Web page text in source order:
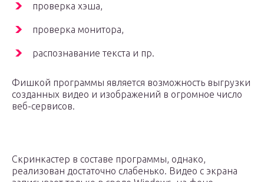
проверка хэша,
проверка монитора,
распознавание текста и пр.
Фишкой программы является возможность выгрузки
созданных видео и изображений в огромное число
веб-сервисов.
Скринкастер в составе программы, однако,
реализован достаточно слабенько. Видео с экрана